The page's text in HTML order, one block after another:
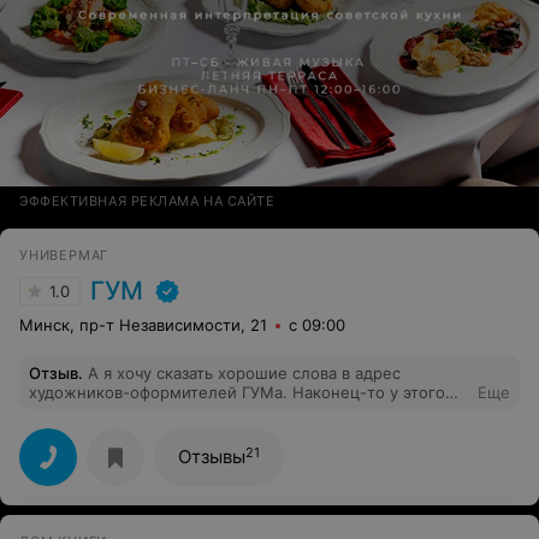
ЭФФЕКТИВНАЯ РЕКЛАМА НА САЙТЕ
УНИВЕРМАГ
1.0 ГУМ
Минск, пр-т Независимости, 21 с 09:00
Отзыв. А я хочу сказать хорошие слова в адрес
художников-оформителей ГУМа. Наконец-то у этого
здания,так и его интерьеру оформление витрин и
залов. Все скромно, лаконично и со вкусом. Никаких
кастрюль, сковородок и рулонов тканей.Видно,что
располагают они ограниченными материальными
средствами. Но для настоящего мастера, судя по
Еще
Отзывы21